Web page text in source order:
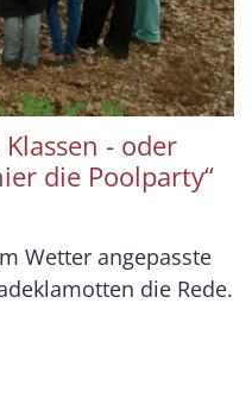
- oder
die Poolparty“
Wetter angepasste
die Rede.